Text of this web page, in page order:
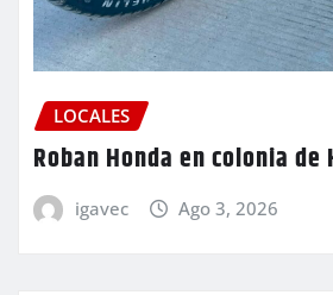
LOCALES
Roban Honda en colonia de
igavec Ago 3, 2026